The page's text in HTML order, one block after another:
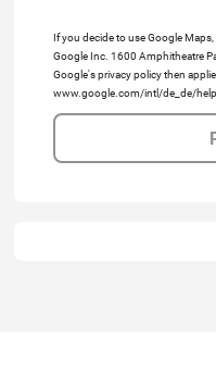
If you decide to use Google
Google Inc. 1600 Amphitheatre
Google's privacy policy then
www.google.com/intl/de_de/